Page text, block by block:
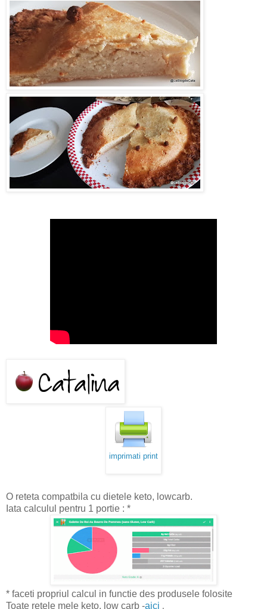
imprimati print
O reteta compatbila cu dietele keto, lowcarb.
Iata calculul pentru 1 portie : *
* faceti propriul calcul in functie des produsele folosite
Toate retele mele keto, low carb -aici .